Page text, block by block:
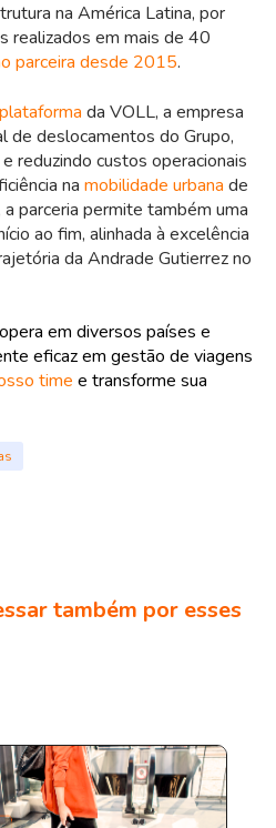
na América Latina, por
realizados em mais de 40
parceira desde 2015.
plataforma da VOLL, a empresa
de deslocamentos do Grupo,
reduzindo custos operacionais
na mobilidade urbana de
parceria permite também uma
ao fim, alinhada à excelência
da Andrade Gutierrez no
em diversos países e
eficaz em gestão de viagens
time e transforme sua
também por esses